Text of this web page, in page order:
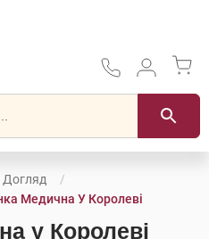
Догляд
Медична У Королеві
у Королеві